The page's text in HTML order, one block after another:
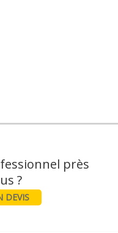
près
DEVIS